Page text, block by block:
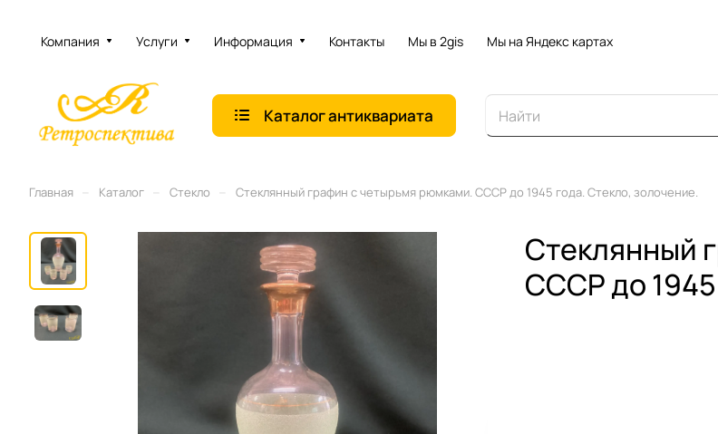
Компания Услуги Информация Контакты Мы в 2gis Мы на Яндекс картах
Каталог антиквариата
Главная Каталог Стекло Стеклянный графин с четырьмя рюмками. СССР до 1945 года. Стекло, золочение.
Стеклянный
СССР до